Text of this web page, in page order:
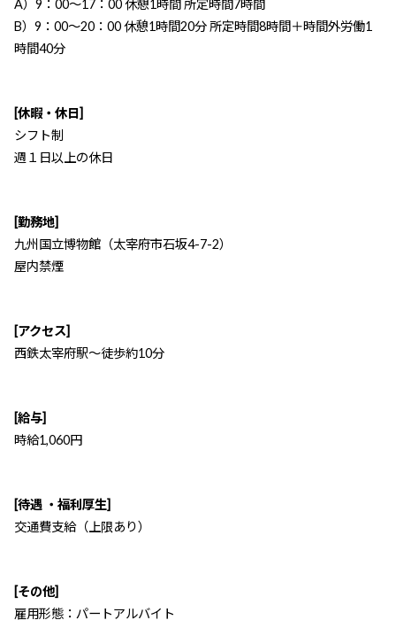
A）9：00～17：00 休憩1時間 所定時間7時間
B）9：00～20：00 休憩1時間20分 所定時間8時間＋時間外労働1
時間40分
[休暇・休日]
シフト制
週１日以上の休日
[勤務地]
九州国立博物館（太宰府市石坂4-7-2）
屋内禁煙
[アクセス]
西鉄太宰府駅～徒歩約10分
[給与]
時給1,060円
[待遇 ・福利厚生]
交通費支給（上限あり）
[その他]
雇用形態：パートアルバイト